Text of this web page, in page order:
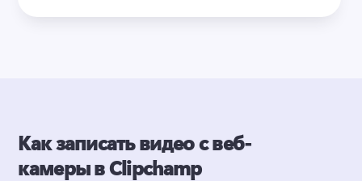
Как записать видео с веб-
камеры в Clipchamp